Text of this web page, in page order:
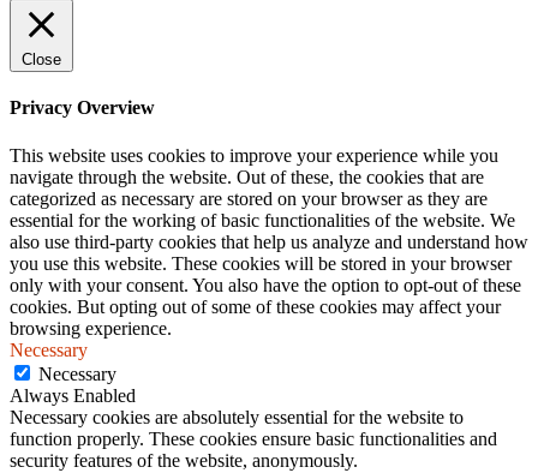
Close
Privacy Overview
This website uses cookies to improve your experience while you
navigate through the website. Out of these, the cookies that are
categorized as necessary are stored on your browser as they are
essential for the working of basic functionalities of the website. We
also use third-party cookies that help us analyze and understand how
you use this website. These cookies will be stored in your browser
only with your consent. You also have the option to opt-out of these
cookies. But opting out of some of these cookies may affect your
browsing experience.
Necessary
Necessary
Always Enabled
Necessary cookies are absolutely essential for the website to
function properly. These cookies ensure basic functionalities and
security features of the website, anonymously.